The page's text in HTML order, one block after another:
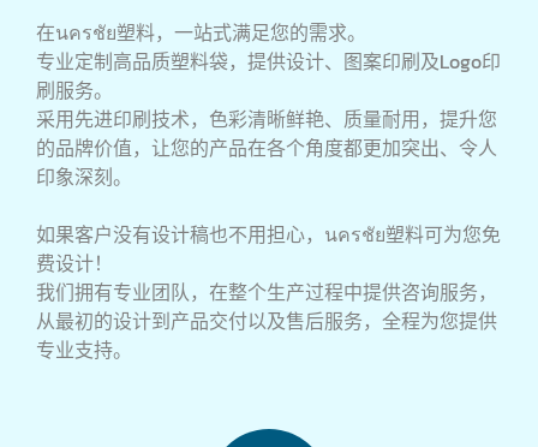
在นครชัย塑料，一站式满足您的需求。
专业定制高品质塑料袋，提供设计、图案印刷及Logo印
刷服务。
采用先进印刷技术，色彩清晰鲜艳、质量耐用，提升您
的品牌价值，让您的产品在各个角度都更加突出、令人
印象深刻。
如果客户没有设计稿也不用担心，นครชัย塑料可为您免
费设计！
我们拥有专业团队，在整个生产过程中提供咨询服务，
从最初的设计到产品交付以及售后服务，全程为您提供
专业支持。